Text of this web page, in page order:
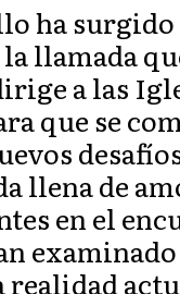
ha surgido
llamada
a las
que se
llena de
en el
realidad